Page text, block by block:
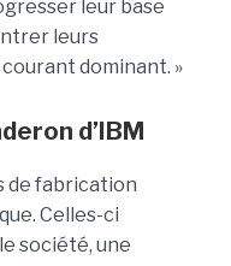
leur base
leurs
dominant. »
d’IBM
de fabrication
Celles-ci
société, une